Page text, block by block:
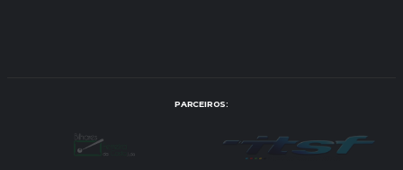
PARCEIROS: